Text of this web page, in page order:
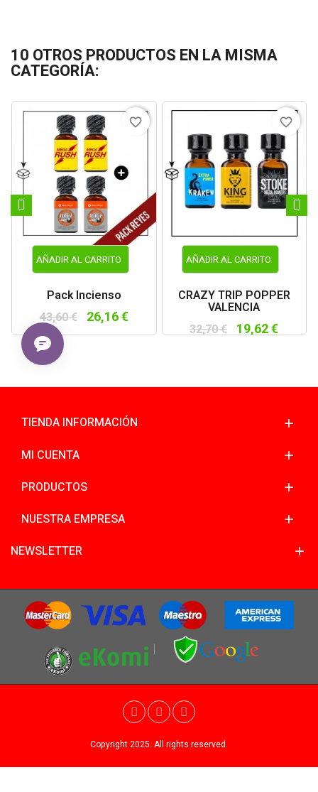
10 OTROS PRODUCTOS EN LA MISMA
CATEGORÍA:
AÑADIR AL CARRITO
Pack Incienso
43,60 € 26,16 €
favorite_border
AÑADIR AL CARRITO
CRAZY TRIP POPPER
VALENCIA
32,70 € 19,62 €
favorite_border
TIENDA INFORMACIÓN
MI CUENTA
PRODUCTOS
NUESTRA EMPRESA
NEWSLETTER
Copyright 2025. All rights reserved.